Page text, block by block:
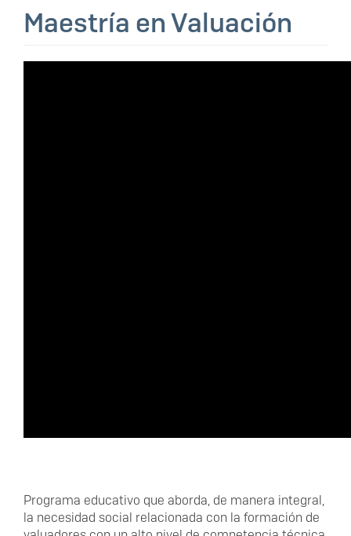
Maestría en Valuación
Programa educativo que aborda, de manera integral,
la necesidad social relacionada con la formación de